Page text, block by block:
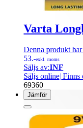
Varta
Denna produkt
53.-exkl. moms
Säljs av:INF
Säljs online| Finns
69360
Jämför